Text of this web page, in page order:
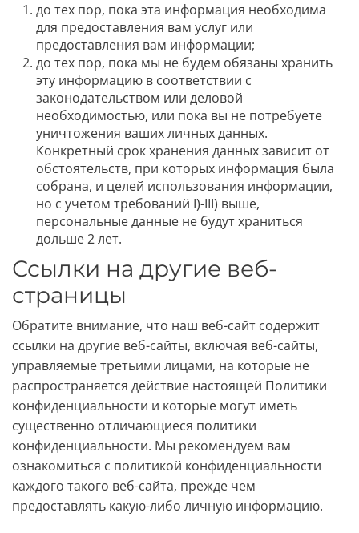
до тех пор, пока эта информация необходима
для предоставления вам услуг или
предоставления вам информации;
до тех пор, пока мы не будем обязаны хранить
эту информацию в соответствии с
законодательством или деловой
необходимостью, или пока вы не потребуете
уничтожения ваших личных данных.
Конкретный срок хранения данных зависит от
обстоятельств, при которых информация была
собрана, и целей использования информации,
но с учетом требований I)-III) выше,
персональные данные не будут храниться
дольше 2 лет.
Ссылки на другие веб-
страницы
Обратите внимание, что наш веб-сайт содержит
ссылки на другие веб-сайты, включая веб-сайты,
управляемые третьими лицами, на которые не
распространяется действие настоящей Политики
конфиденциальности и которые могут иметь
существенно отличающиеся политики
конфиденциальности. Мы рекомендуем вам
ознакомиться с политикой конфиденциальности
каждого такого веб-сайта, прежде чем
предоставлять какую-либо личную информацию.